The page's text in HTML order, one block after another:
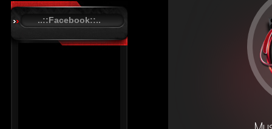
..::Facebook::..